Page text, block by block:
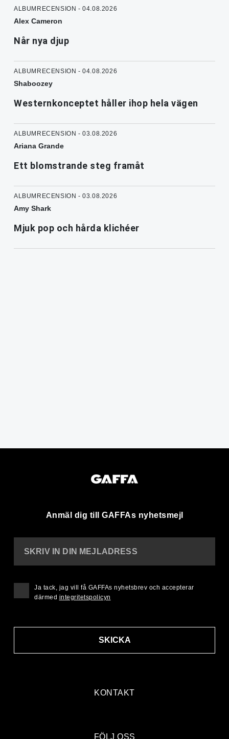
ALBUMRECENSION - 04.08.2026
Alex Cameron
Når nya djup
ALBUMRECENSION - 04.08.2026
Shaboozey
Westernkonceptet håller ihop hela vägen
ALBUMRECENSION - 03.08.2026
Ariana Grande
Ett blomstrande steg framåt
ALBUMRECENSION - 03.08.2026
Amy Shark
Mjuk pop och hårda klichéer
Anmäl dig till GAFFAs nyhetsmejl
KONTAKT
SKRIV IN DIN MEJLADRESS
SKICKA
Ja tack, jag vill få GAFFAs nyhetsbrev och accepterar
därmed integritetspolicyn
FÖLJ OSS